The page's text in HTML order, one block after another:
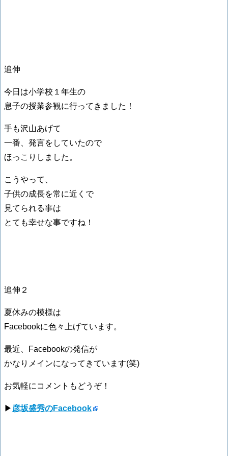
追伸
今日は小学校１年生の
息子の授業参観に行ってきました！
手も沢山あげて
一番、発言をしていたので
ほっこりしました。
こうやって、
子供の成長を常に近くで
見てられる事は
とても幸せな事ですね！
追伸２
夏休みの模様は
Facebookに色々上げています。
最近、Facebookの発信が
かなりメインになってきています(笑)
お気軽にコメントもどうぞ！
▶ 彦坂盛秀のFacebook